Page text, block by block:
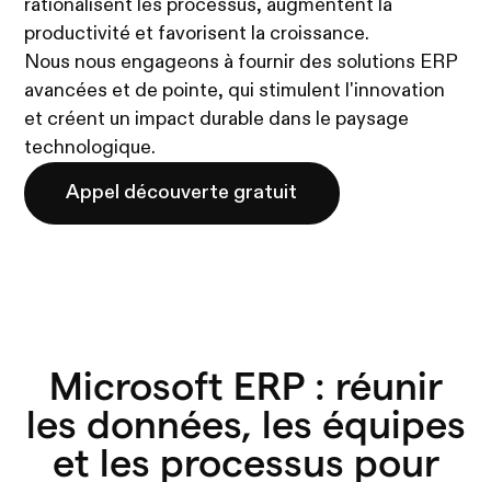
rationalisent les processus, augmentent la
productivité et favorisent la croissance.
Nous nous engageons à fournir des solutions ERP
avancées et de pointe, qui stimulent l'innovation
et créent un impact durable dans le paysage
technologique.
Appel découverte gratuit
Microsoft ERP : réunir
les données, les équipes
et les processus pour